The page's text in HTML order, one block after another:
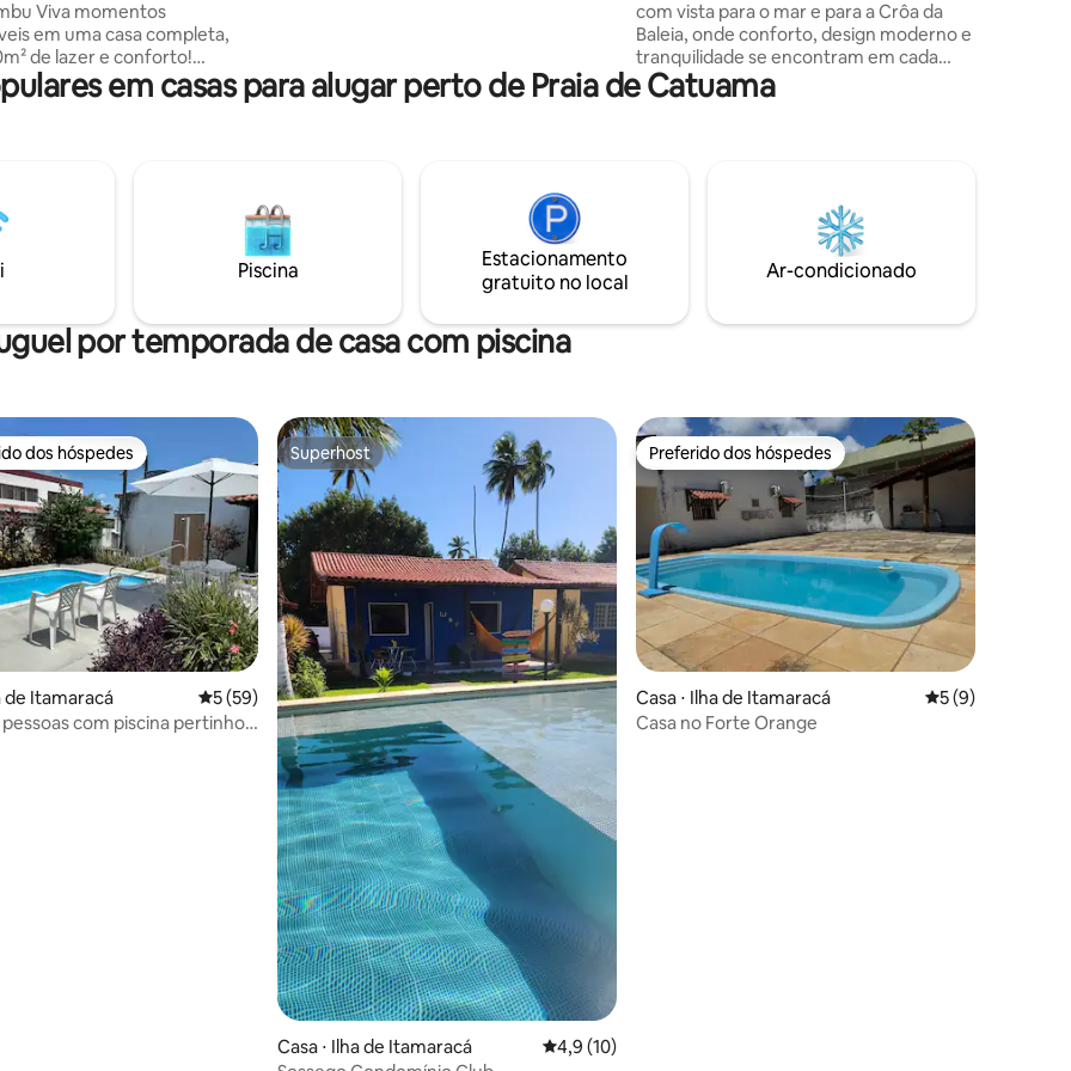
em uma casa completa,
de lazer e conforto!
famílias e grupos que
, a apenas 400 metros da
para estadias acima de 5
Reserve agora mesmo!
com vista para o mar e para a Crôa da
Baleia, onde conforto, design moderno e
tranquilidade se encontram em cada
detalhe. A praia deslumbrante, com
águas mornas e cristalinas, será o refúgio
inesquecíveis em um cenário que
convida ao descanso e à conexão com o
melhor da vida. Lugar ideal para casais,
amigos e família.
em casas para alugar perto de Praia de Catuama
Piscina
Estacionamento
gratuito no local
Ar-condicionado
por temporada de casa com piscina
de 5, 26 avaliações
preferidos dos hóspedes
dos hóspedes
de Itamaracá 5 de uma avaliação média de 5, 59 avaliações
5 (59)
pessoas com piscina pertinho
Superhost
Superhost
Casa ⋅ Ilha de Itamaracá 4,9 de uma avaliação média de 5, 10 avaliações
4,9 (10)
Preferido dos hóspedes
Preferido dos hóspedes
Casa ⋅ Ilha de Itamaracá 5 de uma
5 (9)
Casa no Forte Orange